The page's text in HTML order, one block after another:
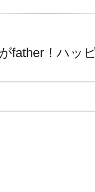
father！ハッ